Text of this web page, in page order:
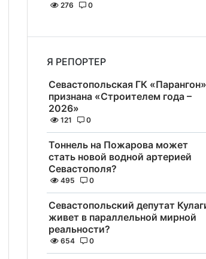
276 0
Я РЕПОРТЕР
Севастопольская ГК «Парангон»
признана «Строителем года –
2026»
121 0
Тоннель на Пожарова может
стать новой водной артерией
Севастополя?
495 0
Севастопольский депутат
живет в параллельной мирной
реальности?
654 0